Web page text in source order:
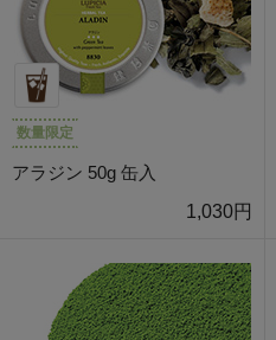
数量限定
アラジン 50g 缶入
1,030円